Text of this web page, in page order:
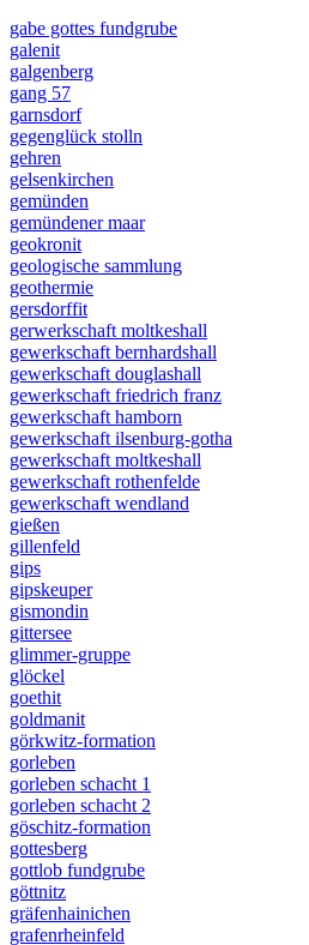
gabe gottes fundgrube
galenit
galgenberg
gang 57
garnsdorf
gegenglück stolln
gehren
gelsenkirchen
gemünden
gemündener maar
geokronit
geologische sammlung
geothermie
gersdorffit
gerwerkschaft moltkeshall
gewerkschaft bernhardshall
gewerkschaft douglashall
gewerkschaft friedrich franz
gewerkschaft hamborn
gewerkschaft ilsenburg-gotha
gewerkschaft moltkeshall
gewerkschaft rothenfelde
gewerkschaft wendland
gießen
gillenfeld
gips
gipskeuper
gismondin
gittersee
glimmer-gruppe
glöckel
goethit
goldmanit
görkwitz-formation
gorleben
gorleben schacht 1
gorleben schacht 2
göschitz-formation
gottesberg
gottlob fundgrube
göttnitz
gräfenhainichen
grafenrheinfeld